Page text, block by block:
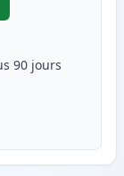
Brother TN1050
90 jours